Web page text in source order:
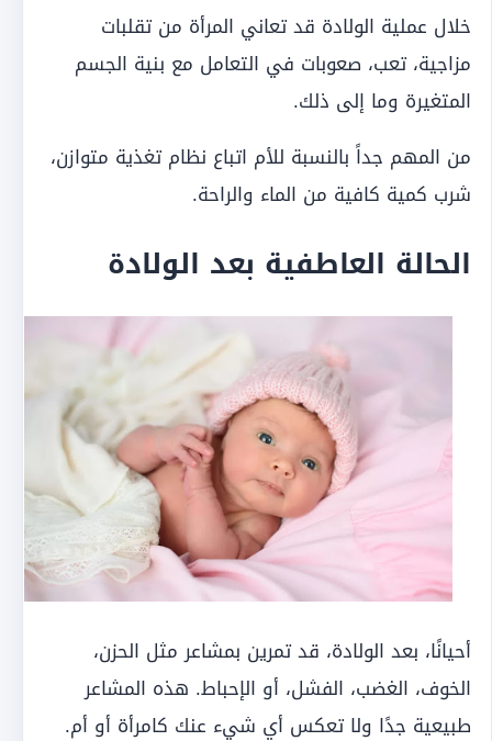
خلال عملية الولادة قد تعاني المرأة من تقلبات
مزاجية، تعب، صعوبات في التعامل مع بنية الجسم
المتغيرة وما إلى ذلك.
من المهم جداً بالنسبة للأم اتباع نظام تغذية متوازن،
شرب كمية كافية من الماء والراحة.
الحالة العاطفية بعد الولادة
أحيانًا، بعد الولادة، قد تمرين بمشاعر مثل الحزن،
الخوف، الغضب، الفشل، أو الإحباط. هذه المشاعر
طبيعية جدًا ولا تعكس أي شيء عنك كامرأة أو أم.